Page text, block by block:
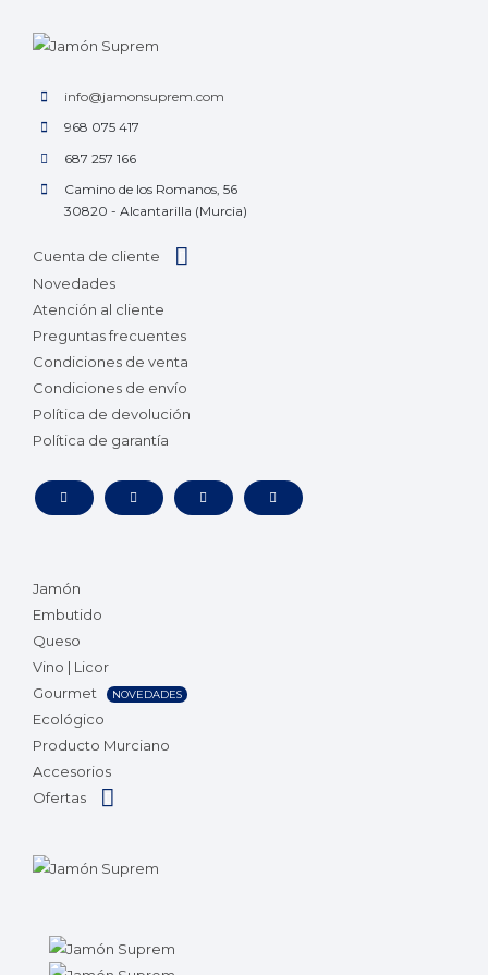
info@jamonsuprem.com
968 075 417
687 257 166
Camino de los Romanos, 56
30820 - Alcantarilla (Murcia)
Cuenta de cliente
Novedades
Atención al cliente
Preguntas frecuentes
Condiciones de venta
Condiciones de envío
Política de devolución
Política de garantía
Jamón
Embutido
Queso
Vino | Licor
Gourmet
NOVEDADES
Ecológico
Producto Murciano
Accesorios
Ofertas